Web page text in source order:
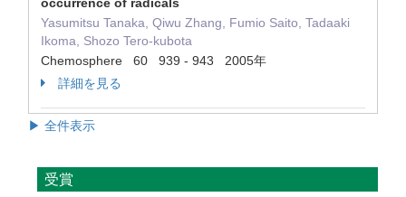
Yasumitsu Tanaka, Qiwu Zhang, Fumio Saito, Tadaaki
Ikoma, Shozo Tero-kubota
Chemosphere 60 939 - 943 2005年
詳細を見る
▶ 全件表示
受賞